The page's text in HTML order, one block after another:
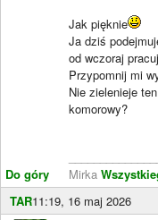
Do góry
Jak pięknie
Ja dziś
od wczoraj
Przypomnij mi
Nie zielenieje
komorowy?
Mirka
TAR11:19, 16 maj 2026